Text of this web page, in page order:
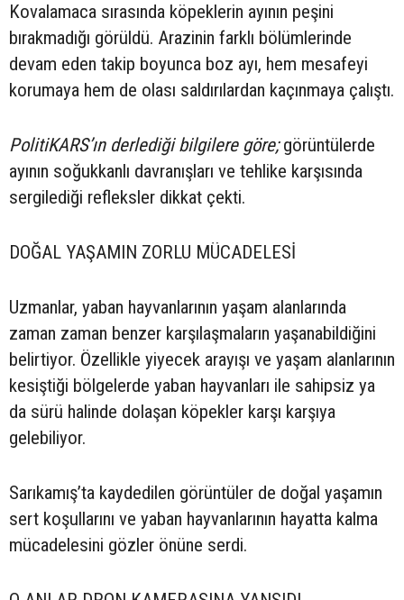
Kovalamaca sırasında köpeklerin ayının peşini
bırakmadığı görüldü. Arazinin farklı bölümlerinde
devam eden takip boyunca boz ayı, hem mesafeyi
korumaya hem de olası saldırılardan kaçınmaya çalıştı.
PolitiKARS’ın derlediği bilgilere göre;görüntülerde
ayının soğukkanlı davranışları ve tehlike karşısında
sergilediği refleksler dikkat çekti.
DOĞAL YAŞAMIN ZORLU MÜCADELESİ
Uzmanlar, yaban hayvanlarının yaşam alanlarında
zaman zaman benzer karşılaşmaların yaşanabildiğini
belirtiyor. Özellikle yiyecek arayışı ve yaşam alanlarının
kesiştiği bölgelerde yaban hayvanları ile sahipsiz ya
da sürü halinde dolaşan köpekler karşı karşıya
gelebiliyor.
Sarıkamış’ta kaydedilen görüntüler de doğal yaşamın
sert koşullarını ve yaban hayvanlarının hayatta kalma
mücadelesini gözler önüne serdi.